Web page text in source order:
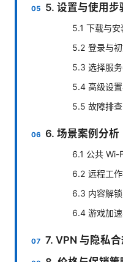
5. 设置与使用步
5.1 下载与安
5.2 登录与
5.3 选择服
5.4 高级设
5.5 故障排
6. 场景案例分析
6.1 公共 Wi-
6.2 远程工
6.3 内容解
6.4 游戏加
7. VPN 与隐私